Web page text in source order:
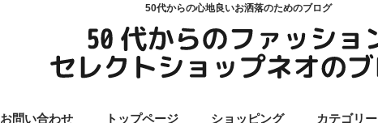
50代からの心地良いお洒落のためのブログ
お問い合わせ トップページ ショッピング カテゴリー